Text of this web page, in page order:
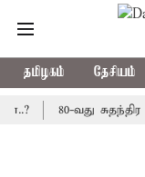
தமிழகம் தேசியம்
80-வது சுதந்திர